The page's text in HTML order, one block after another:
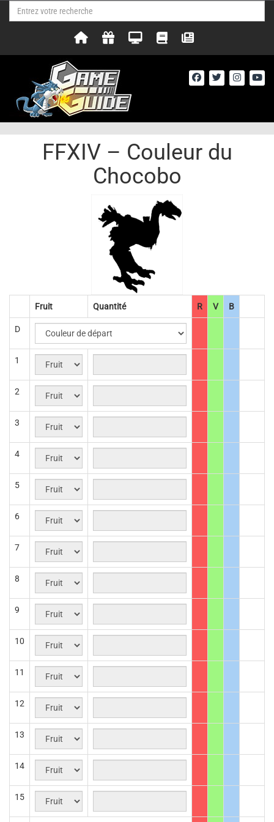
FFXIV – Couleur du
Chocobo
Fruit Quantité R V B
D
1
2
3
4
5
6
7
8
9
10
11
12
13
14
15